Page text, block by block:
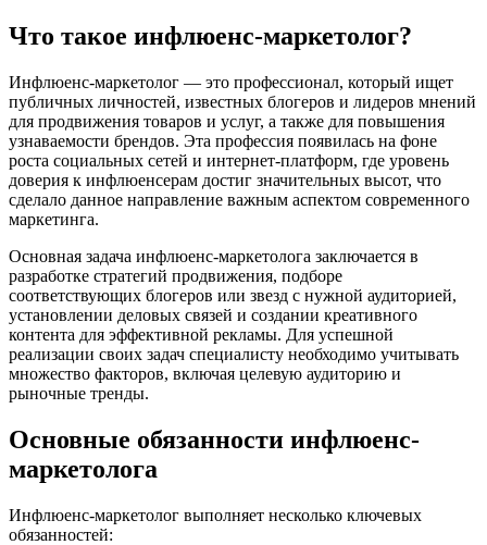
Что такое инфлюенс-маркетолог?
Инфлюенс-маркетолог — это профессионал, который ищет
публичных личностей, известных блогеров и лидеров мнений
для продвижения товаров и услуг, а также для повышения
узнаваемости брендов. Эта профессия появилась на фоне
роста социальных сетей и интернет-платформ, где уровень
доверия к инфлюенсерам достиг значительных высот, что
сделало данное направление важным аспектом современного
маркетинга.
Основная задача инфлюенс-маркетолога заключается в
разработке стратегий продвижения, подборе
соответствующих блогеров или звезд с нужной аудиторией,
установлении деловых связей и создании креативного
контента для эффективной рекламы. Для успешной
реализации своих задач специалисту необходимо учитывать
множество факторов, включая целевую аудиторию и
рыночные тренды.
Основные обязанности инфлюенс-
маркетолога
Инфлюенс-маркетолог выполняет несколько ключевых
обязанностей: